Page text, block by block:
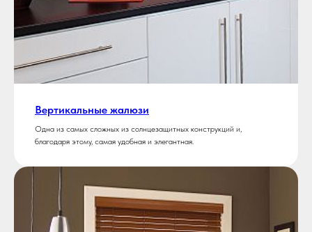
Вертикальные жалюзи
Одна из самых сложных из солнцезащитных конструкций и,
благодаря этому, самая удобная и элегантная.